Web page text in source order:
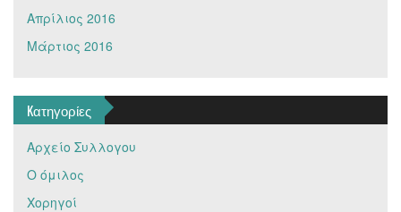
Απρίλιος 2016
Μάρτιος 2016
Kατηγορίες
Αρχείο Συλλογου
Ο όμιλος
Χορηγοί